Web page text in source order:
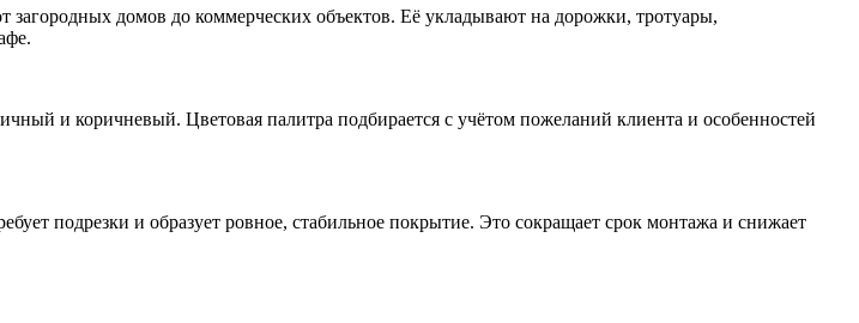
домов до коммерческих объектов. Её укладывают на дорожки, тротуары,
и коричневый. Цветовая палитра подбирается с учётом пожеланий клиента и особенностей
подрезки и образует ровное, стабильное покрытие. Это сокращает срок монтажа и снижает